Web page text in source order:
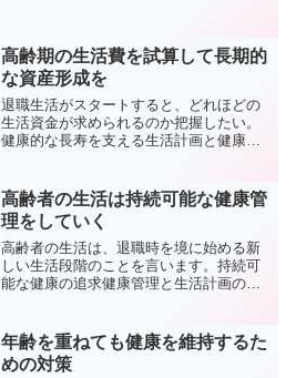
動、栄養バランスの取れた食...
高齢期の生活費を試算して長期的
な資産形成を
退職生活がスタートすると、どれほどの
生活資金が求められるのか把握したい。
健康的な長寿を支える生活計画と健康管
らせるのか見極めが必要です。教育負担
の終了後から老後への備え...
高齢者の生活は持続可能な健康管
理をしていく
高齢者の生活は、退職時を境に始める新
しい生活段階のことを言います。持続可
能な健康の追求健康管理と生活計画の適
晩年を期待するための考え方です。適切
な身体活動、均整の取れた...
年齢を重ねても健康を維持するた
めの対策